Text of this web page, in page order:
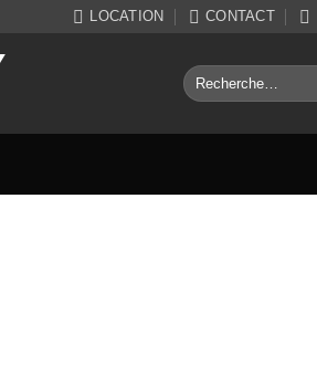
LOCATION CONTACT
Recherche
pour :